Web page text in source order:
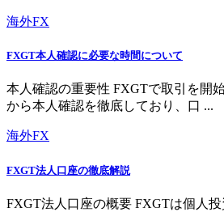
海外FX
FXGT本人確認に必要な時間について
本人確認の重要性 FXGTで取引を開
から本人確認を徹底しており、口 ...
海外FX
FXGT法人口座の徹底解説
FXGT法人口座の概要 FXGTは個人